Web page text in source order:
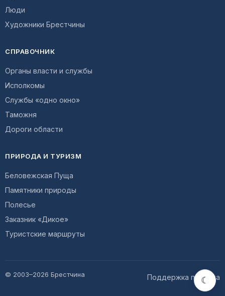
Люди
Художники Брестчины
СПРАВОЧНИК
Органы власти и службы
Исполкомы
Службы «одно окно»
Таможня
Дороги области
ПРИРОДА И ТУРИЗМ
Беловежская Пуща
Памятники природы
Полесье
Заказник «Дикое»
Туристские маршруты
© 2003–2026 Брестчина Поддержка проекта
☾